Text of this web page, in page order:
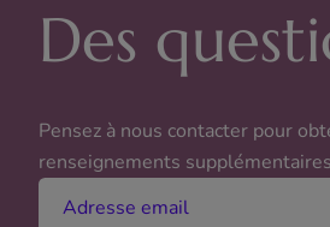
Des
Pensez à nous contacter pour
renseignements
Adresse email